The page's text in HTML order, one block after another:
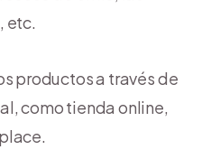
etc.
productos a través de
como tienda online,